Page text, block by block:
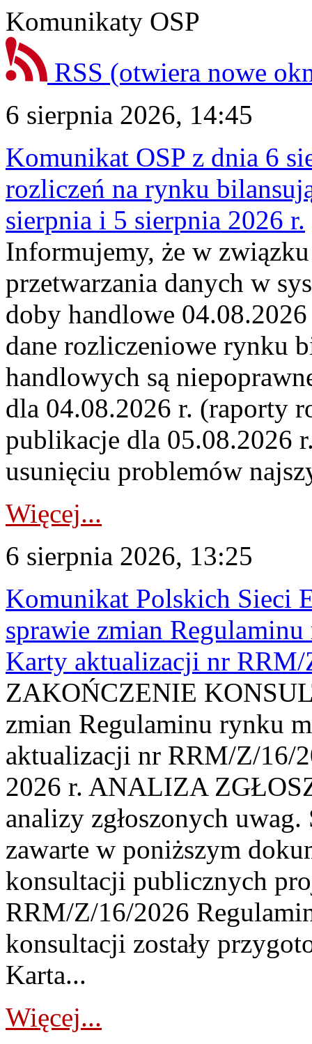
Komunikaty OSP
RSS (otwiera nowe
6 sierpnia 2026, 14:45
Komunikat OSP z dnia 6
rozliczeń na rynku
sierpnia i 5 sierpnia 2026 r.
Informujemy, że w
przetwarzania danych w
doby handlowe
dane rozliczeniowe rynku
handlowych są
dla 04.08.2026 r. (raporty
publikacje dla 05.08.2026
usunięciu problemów
Więcej...
6 sierpnia 2026, 13:25
Komunikat Polskich Sieci
sprawie zmian
Karty aktualizacji nr
ZAKOŃCZENIE
zmian Regulaminu rynku
aktualizacji nr RRM/Z/16/
2026 r. ANALIZA
analizy zgłoszonych
zawarte w poniższym
konsultacji publicznych
RRM/Z/16/2026
konsultacji zostały
Karta...
Więcej...